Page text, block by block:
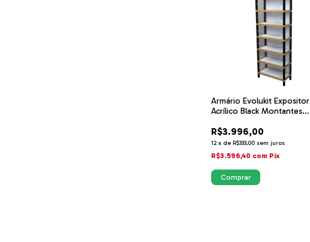
Armário Evolukit Expositor
Acrílico Black Montantes
R$3.996,00
12 x deR$333,00 sem juros
R$3.596,40 com Pix